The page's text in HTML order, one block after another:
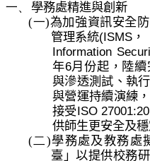
一、
學務處精進與創新
(一)為加強資訊安全
管理系統(ISMS ，
Information
年6月份起，陸
與滲透測試、執
與營運持續演練，
接受ISO
供師生更安全及穩
(二)學務處及教務處
臺」以提供校務